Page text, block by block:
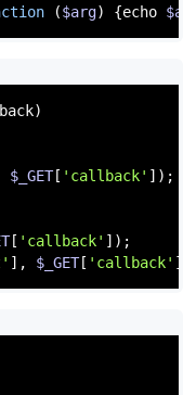
($arg) {echo
$_GET[ 'callback'
[ 'callback'
], $_GET[ 'callback'